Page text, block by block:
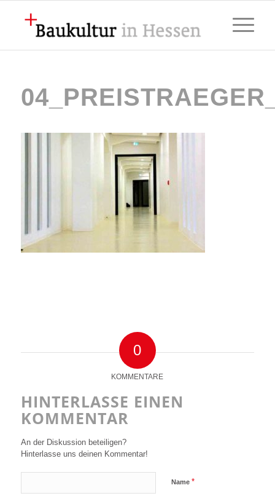
0
KOMMENTARE
HINTERLASSE EINEN
KOMMENTAR
An der Diskussion beteiligen?
Hinterlasse uns deinen Kommentar!
Name *